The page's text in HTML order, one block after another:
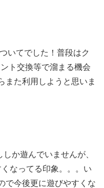
いてでした！普段はク
ト交換等で溜まる機会
また利用しようと思いま
か遊んでいませんが、
なってる印象。。。い
で今後更に遊びやすくな